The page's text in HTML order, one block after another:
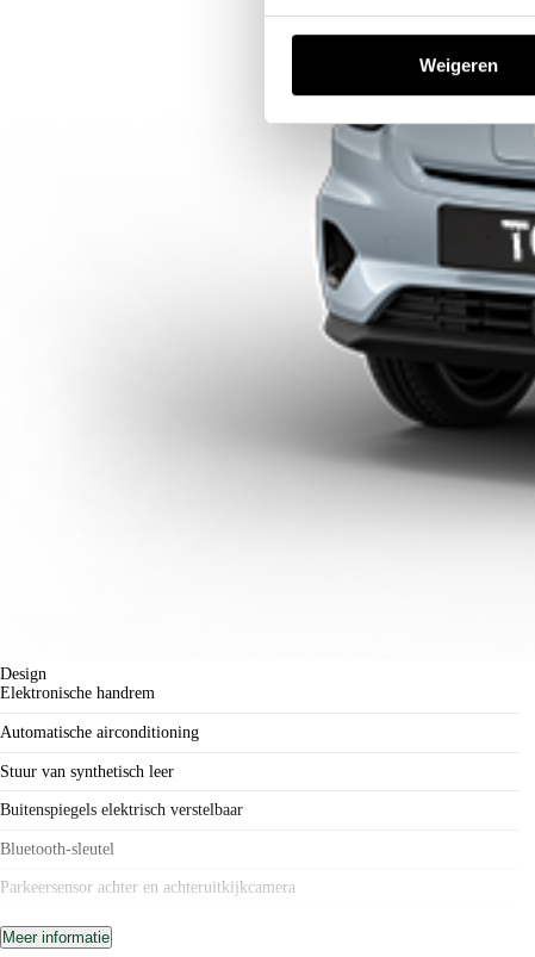
Weigeren
Design
Elektronische handrem
Automatische airconditioning
Stuur van synthetisch leer
Buitenspiegels elektrisch verstelbaar
Bluetooth-sleutel
Parkeersensor achter en achteruitkijkcamera
Panoramisch zonnedak met elektrisch zonnescherm
Meer informatie